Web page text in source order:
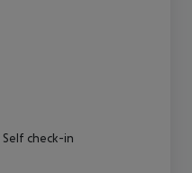
Self check-in